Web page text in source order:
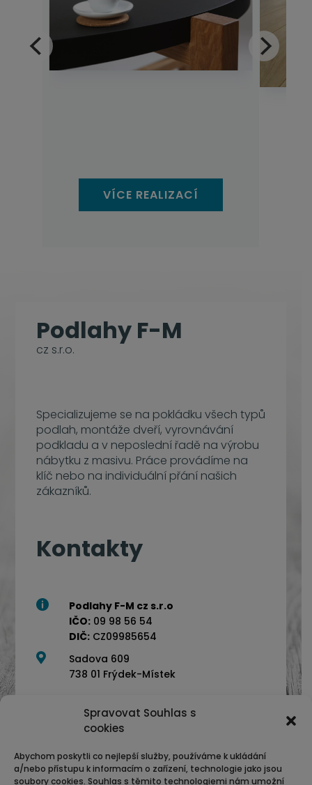
Spravovat Souhlas s
cookies
Abychom poskytli co nejlepší služby, používáme k ukládání
a/nebo přístupu k informacím o zařízení, technologie jako jsou
soubory cookies. Souhlas s těmito technologiemi nám umožní
VÍCE REALIZACÍ
Podlahy F-M
cz s.r.o.
Specializujeme se na pokládku všech typů
podlah, montáže dveří, vyrovnávání
podkladu a v neposlední řadě na výrobu
nábytku z masivu. Práce provádíme na
klíč nebo na individuální přání našich
zákazníků.
Kontakty

Podlahy F-M cz s.r.o
IČO: 09 98 56 54
DIČ: CZ09985654

Sadova 609
738 01 Frýdek-Místek
739 159 550
 info@podlahyfm.cz